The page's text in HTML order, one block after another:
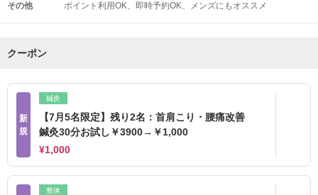
その他 ポイント利用OK 即時予約OK メンズにもオススメ
クーポン
新
規
鍼灸
【7月5名限定】残り2名：首肩こり・腰痛改善
鍼灸30分お試し￥3900→￥1,000
¥1,000
整体